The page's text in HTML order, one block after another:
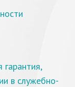
в служебно-